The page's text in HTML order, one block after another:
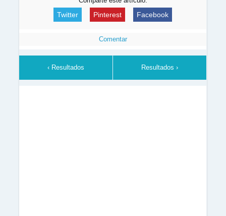
Twitter Pinterest Facebook
Comentar
‹ Resultados Resultados ›